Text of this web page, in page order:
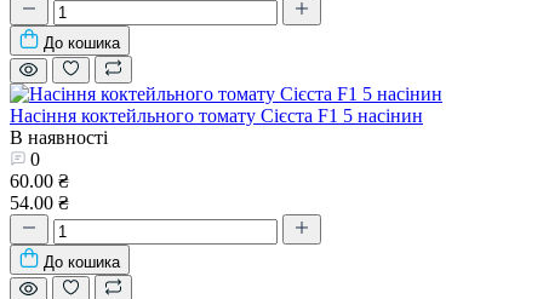
До кошика
Насіння коктейльного томату Сієста F1 5 насінин
В наявності
0
60.00 ₴
54.00 ₴
До кошика